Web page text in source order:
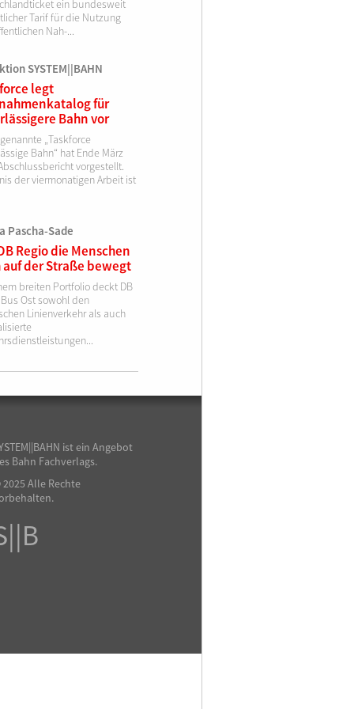
ein bundesweit
Tarif für die Nutzung
Nah-...
SYSTEM||BAHN
legt
für
Bahn vor
„Taskforce
Bahn“ hat Ende März
vorgestellt.
der viermonatigen Arbeit ist
Pascha-Sade
Regio die Menschen
auf der Straße bewegt
breiten Portfolio deckt DB
Ost so­wohl den
Linienverkehr als auch
ist ein Angebot
Bahn Fachverlags.
Alle Rechte